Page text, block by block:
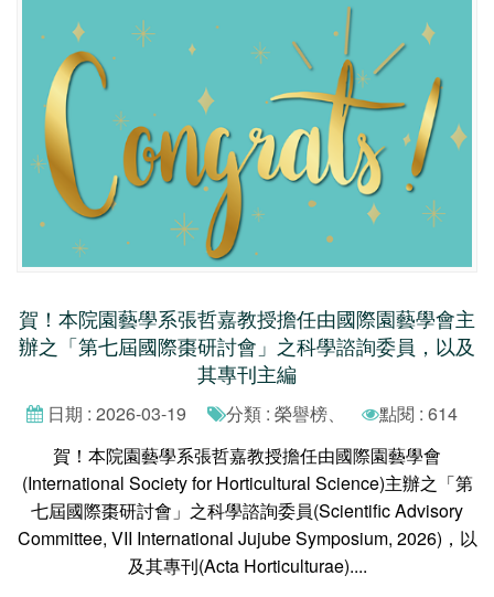
​​​​​​​賀！本院園藝學系張哲嘉教授擔任由國際園藝學會主
辦之「第七屆國際棗研討會」之科學諮詢委員，以及
其專刊主編
日期 : 2026-03-19 分類 : 榮譽榜、
點閱 : 614
賀！本院園藝學系張哲嘉教授擔任由國際園藝學會
(International Society for Horticultural Science)主辦之「第
七屆國際棗研討會」之科學諮詢委員(Scientific Advisory
Committee, VII International Jujube Symposium, 2026)，以
及其專刊(Acta Horticulturae)....